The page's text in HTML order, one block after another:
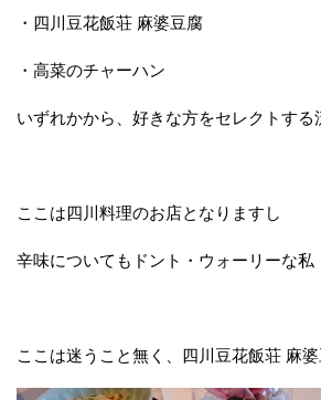
・四川豆花飯荘 麻婆豆腐
・高菜のチャーハン
いずれかから、好きな方をセレクトする
ここは四川料理のお店となりますし
辛味についてもドント・ウォーリーな私
ここは迷うこと無く、四川豆花飯荘 麻婆